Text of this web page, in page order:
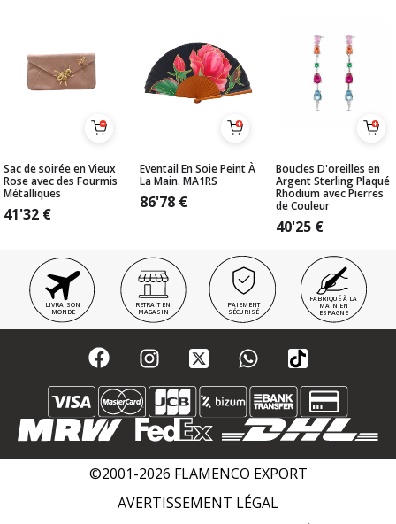
Sac de soirée en Vieux
Rose avec des Fourmis
Métalliques
41'32 €
Eventail En Soie Peint À
La Main. MA1RS
86'78 €
Boucles D'oreilles en
Argent Sterling Plaqué
Rhodium avec Pierres
de Couleur
40'25 €
LIVRAISON
MONDE
RETRAIT EN
MAGASIN
PAIEMENT
SÉCURISÉ
FABRIQUÉ À LA
MAIN EN
ESPAGNE
©2001-2026 FLAMENCO EXPORT
AVERTISSEMENT LÉGAL